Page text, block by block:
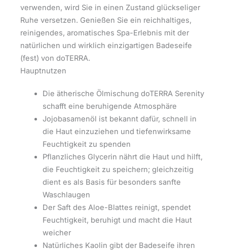
verwenden, wird Sie in einen Zustand glückseliger
Ruhe versetzen. Genießen Sie ein reichhaltiges,
reinigendes, aromatisches Spa-Erlebnis mit der
natürlichen und wirklich einzigartigen Badeseife
(fest) von doTERRA.
Hauptnutzen
Die ätherische Ölmischung doTERRA Serenity
schafft eine beruhigende Atmosphäre
Jojobasamenöl ist bekannt dafür, schnell in
die Haut einzuziehen und tiefenwirksame
Feuchtigkeit zu spenden
Pflanzliches Glycerin nährt die Haut und hilft,
die Feuchtigkeit zu speichern; gleichzeitig
dient es als Basis für besonders sanfte
Waschlaugen
Der Saft des Aloe-Blattes reinigt, spendet
Feuchtigkeit, beruhigt und macht die Haut
weicher
Natürliches Kaolin gibt der Badeseife ihren